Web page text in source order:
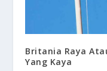
Britania Raya
Yang Kaya